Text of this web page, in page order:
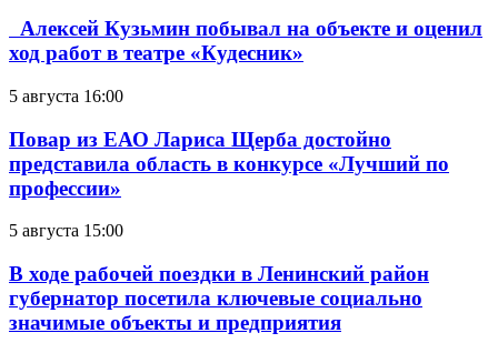
Алексей Кузьмин побывал на объекте и оценил
ход работ в театре «Кудесник»
5 августа 16:00
Повар из ЕАО Лариса Щерба достойно
представила область в конкурсе «Лучший по
профессии»
5 августа 15:00
В ходе рабочей поездки в Ленинский район
губернатор посетила ключевые социально
значимые объекты и предприятия